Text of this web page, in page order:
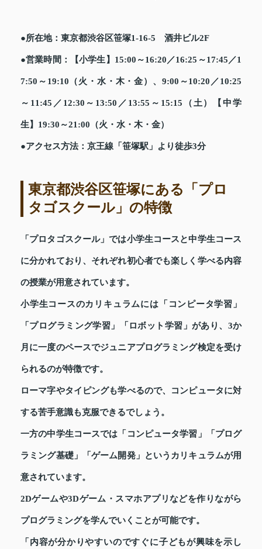
●所在地：東京都渋谷区笹塚1-16-5 酒井ビル2F
●営業時間：【小学生】15:00～16:20／16:25～17:45／1
7:50～19:10（火・水・木・金）、9:00～10:20／10:25
～11:45／12:30～13:50／13:55～15:15（土）【中学
生】19:30～21:00（火・水・木・金）
●アクセス方法：京王線「笹塚駅」より徒歩3分
東京都渋谷区笹塚にある「プロ
タゴスクール」の特徴
「プロタゴスクール」では小学生コースと中学生コース
に分かれており、それぞれ初心者でも楽しく学べる内容
の授業が用意されています。
小学生コースのカリキュラムには「コンピータ学習」
「プログラミング学習」「ロボット学習」があり、3か
月に一度のペースでジュニアプログラミング検定を受け
られるのが特徴です。
ローマ字やタイピングも学べるので、コンピュータに対
する苦手意識も克服できるでしょう。
一方の中学生コースでは「コンピュータ学習」「プログ
ラミング基礎」「ゲーム開発」というカリキュラムが用
意されています。
2Dゲームや3Dゲーム・スマホアプリなどを作りながら
プログラミングを学んでいくことが可能です。
「内容が分かりやすいのですぐに子どもが興味を示し